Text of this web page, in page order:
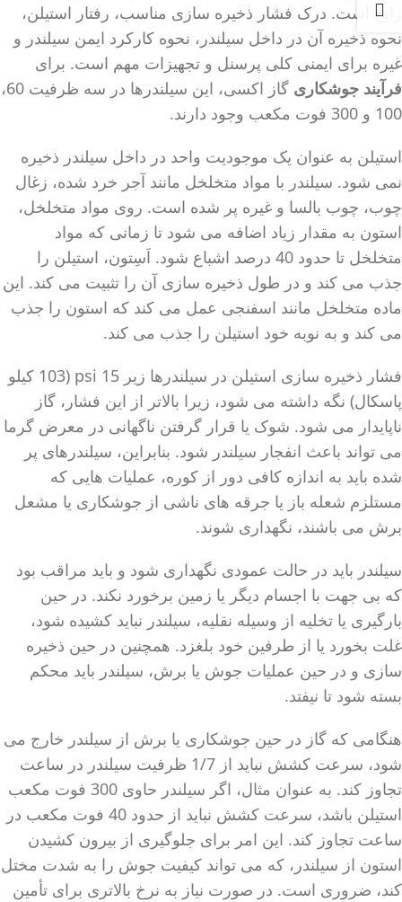
رایج است. درک فشار ذخیره سازی مناسب، رفتار استیلن،
نحوه ذخیره آن در داخل سیلندر، نحوه کارکرد ایمن سیلندر و
غیره برای ایمنی کلی پرسنل و تجهیزات مهم است. برای
فرآیند جوشکاری
گاز اکسی، این سیلندرها در سه ظرفیت 60،
100 و 300 فوت مکعب وجود دارند.
استیلن به عنوان یک موجودیت واحد در داخل سیلندر ذخیره
نمی شود. سیلندر با مواد متخلخل مانند آجر خرد شده، زغال
چوب، چوب بالسا و غیره پر شده است. روی مواد متخلخل،
استون به مقدار زیاد اضافه می شود تا زمانی که مواد
متخلخل تا حدود 40 درصد اشباع شود. اَسِتون، استیلن را
جذب می کند و در طول ذخیره سازی آن را تثبیت می کند. این
ماده متخلخل مانند اسفنجی عمل می کند که استون را جذب
می کند و به نوبه خود استیلن را جذب می کند.
فشار ذخیره سازی استیلن در سیلندرها زیر 15 psi (103 کیلو
پاسکال) نگه داشته می شود، زیرا بالاتر از این فشار، گاز
ناپایدار می شود. شوک یا قرار گرفتن ناگهانی در معرض گرما
می تواند باعث انفجار سیلندر شود. بنابراین، سیلندرهای پر
شده باید به اندازه کافی دور از کوره، عملیات هایی که
مستلزم شعله باز یا جرقه های ناشی از جوشکاری یا مشعل
برش می باشند، نگهداری شوند.
سیلندر باید در حالت عمودی نگهداری شود و باید مراقب بود
که بی جهت با اجسام دیگر یا زمین برخورد نکند. در حین
بارگیری یا تخلیه از وسیله نقلیه، سیلندر نباید کشیده شود،
غلت بخورد یا از طرفین خود بلغزد. همچنین در حین ذخیره
سازی و در حین عملیات جوش یا برش، سیلندر باید محکم
بسته شود تا نیفتد.
هنگامی که گاز در حین جوشکاری یا برش از سیلندر خارج می
شود، سرعت کشش نباید از 1/7 ظرفیت سیلندر در ساعت
تجاوز کند. به عنوان مثال، اگر سیلندر حاوی 300 فوت مکعب
استیلن باشد، سرعت کشش نباید از حدود 40 فوت مکعب در
ساعت تجاوز کند. این امر برای جلوگیری از بیرون کشیدن
استون از سیلندر، که می تواند کیفیت جوش را به شدت مختل
کند، ضروری است. در صورت نیاز به نرخ بالاتری برای تأمین